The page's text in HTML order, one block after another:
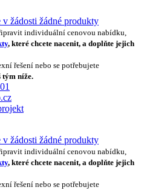
v žádosti žádné produkty
individuální cenovou nabídku,
, které chcete nacenit, a doplňte jejich
řešení nebo se potřebujete
tým níže.
v žádosti žádné produkty
individuální cenovou nabídku,
, které chcete nacenit, a doplňte jejich
řešení nebo se potřebujete